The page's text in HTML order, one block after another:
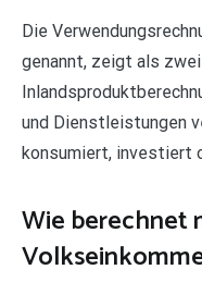
Die
genannt, zeigt als
und Dienstleistungen
konsumiert, investiert
Wie berechnet